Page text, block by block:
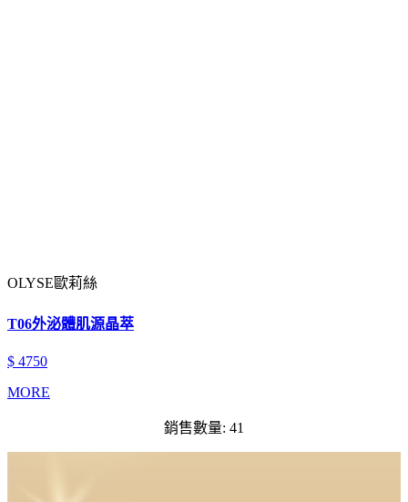
OLYSE歐莉絲
T06外泌體肌源晶萃
$ 4750
MORE
銷售數量: 41